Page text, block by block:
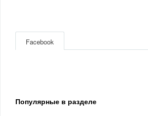
Facebook
Популярные в разделе